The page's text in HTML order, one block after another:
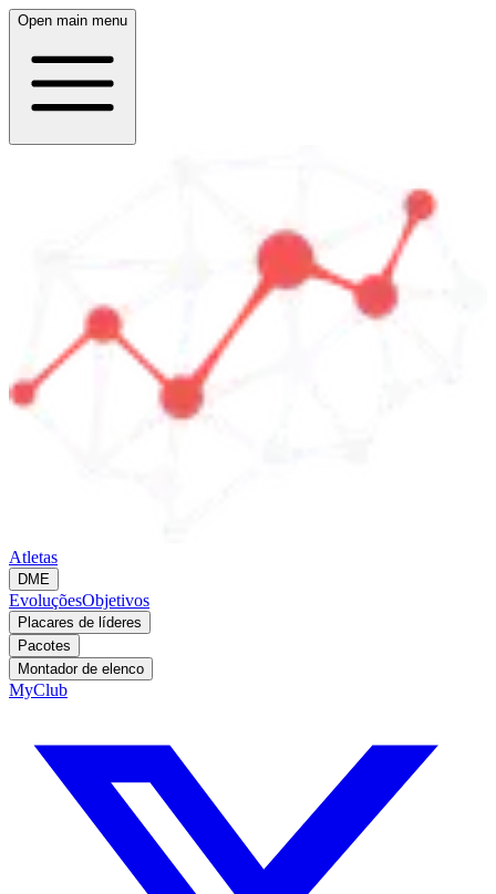
Open main menu
Atletas
DME
EvoluçõesObjetivos
Placares de líderes
Pacotes
Montador de elenco
MyClub